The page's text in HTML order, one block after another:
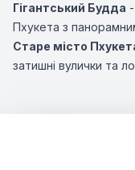
Гігантський Будда
Пхукета з
Старе місто
затишні вулички та